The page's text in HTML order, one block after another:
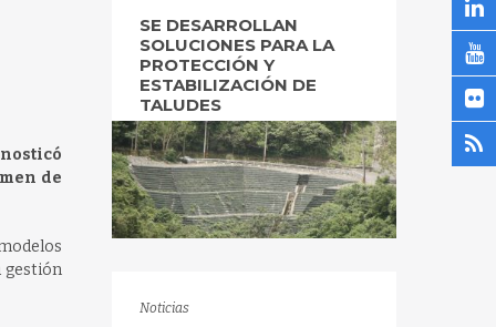
de
gestión
SE DESARROLLAN
SOLUCIONES PARA LA
PROTECCIÓN Y
ESTABILIZACIÓN DE
TALUDES
Noticias